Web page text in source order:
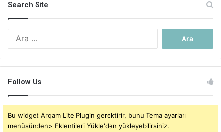
Search Site
Follow Us
Bu widget Arqam Lite Plugin gerektirir, bunu Tema ayarları
menüsünden> Eklentileri Yükle'den yükleyebilirsiniz.